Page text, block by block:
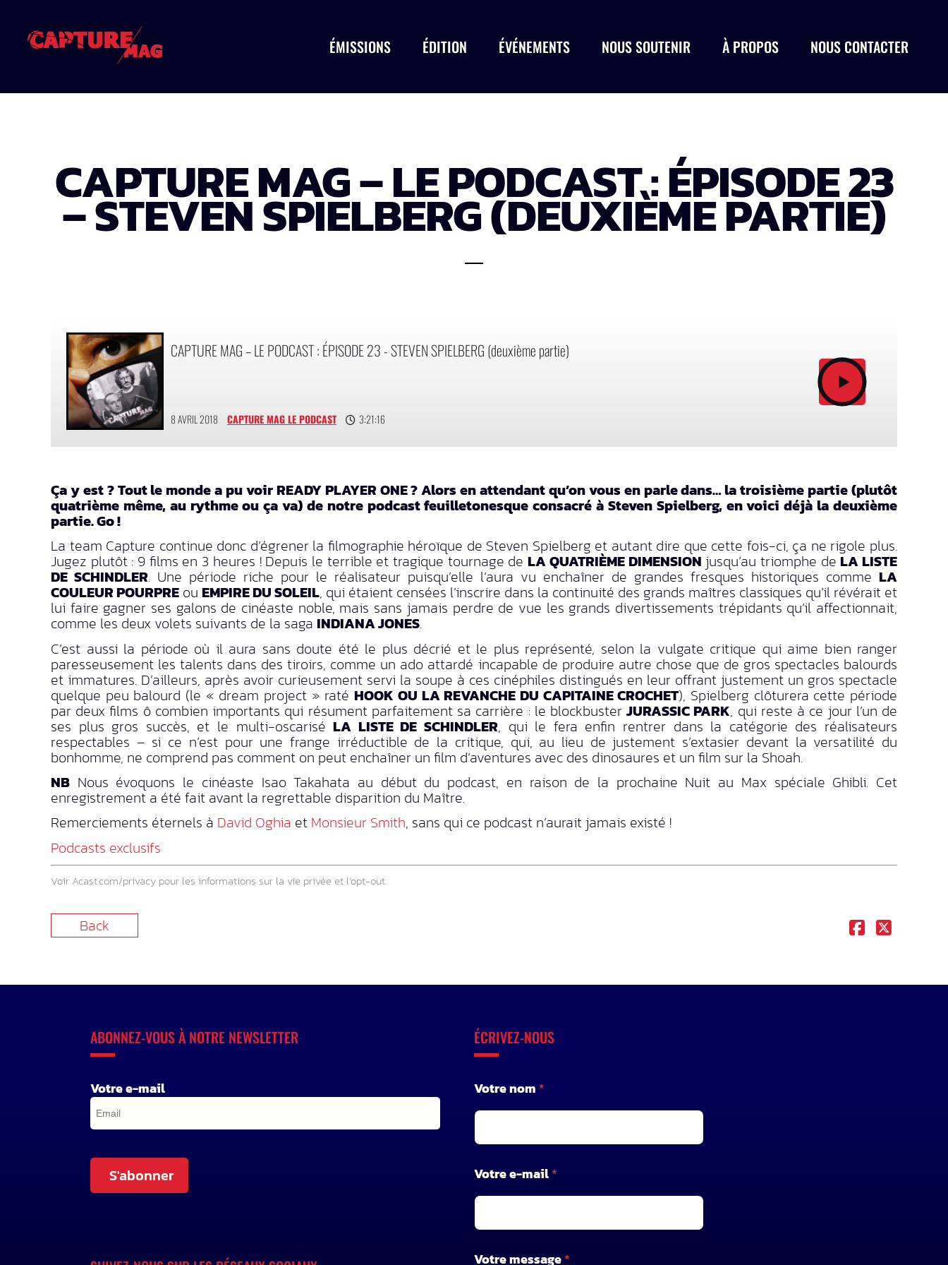
ÉMISSIONS ÉDITION ÉVÉNEMENTS NOUS SOUTENIR À PROPOS NOUS CONTACTER
CAPTURE MAG – LE PODCAST : ÉPISODE 23
– STEVEN SPIELBERG (DEUXIÈME PARTIE)
CAPTURE MAG – LE PODCAST : ÉPISODE 23 - STEVEN SPIELBERG (deuxième partie)
8 AVRIL 2018 CAPTURE MAG LE PODCAST 3:21:16
Ça y est ? Tout le monde a pu voir READY PLAYER ONE ? Alors en attendant qu’on vous en parle dans… la troisième partie (plutôt
quatrième même, au rythme ou ça va) de notre podcast feuilletonesque consacré à Steven Spielberg, en voici déjà la deuxième
partie. Go !
La team Capture continue donc d’égrener la filmographie héroïque de Steven Spielberg et autant dire que cette fois-ci, ça ne rigole plus.
Jugez plutôt : 9 films en 3 heures ! Depuis le terrible et tragique tournage deLA QUATRIÈME DIMENSION jusqu’au triomphe deLA LISTE
DE SCHINDLER. Une période riche pour le réalisateur puisqu’elle l’aura vu enchaîner de grandes fresques historiques comme LA
COULEUR POURPRE ou EMPIRE DU SOLEIL, qui étaient censées l’inscrire dans la continuité des grands maîtres classiques qu’il révérait et
lui faire gagner ses galons de cinéaste noble, mais sans jamais perdre de vue les grands divertissements trépidants qu’il affectionnait,
comme les deux volets suivants de la saga INDIANA JONES.
C’est aussi la période où il aura sans doute été le plus décrié et le plus représenté, selon la vulgate critique qui aime bien ranger
paresseusement les talents dans des tiroirs, comme un ado attardé incapable de produire autre chose que de gros spectacles balourds
et immatures. D’ailleurs, après avoir curieusement servi la soupe à ces cinéphiles distingués en leur offrant justement un gros spectacle
quelque peu balourd (le « dream project » ratéHOOK OU LA REVANCHE DU CAPITAINE CROCHET), Spielberg clôturera cette période
par deux films ô combien importants qui résument parfaitement sa carrière : le blockbusterJURASSIC PARK, qui reste à ce jour l’un de
ses plus gros succès, et le multi-oscariséLA LISTE DE SCHINDLER, qui le fera enfin rentrer dans la catégorie des réalisateurs
respectables – si ce n’est pour une frange irréductible de la critique, qui, au lieu de justement s’extasier devant la versatilité du
bonhomme, ne comprend pas comment on peut enchaîner un film d’aventures avec des dinosaures et un film sur la Shoah.
NB Nous évoquons le cinéaste Isao Takahata au début du podcast, en raison de la prochaine Nuit au Max spéciale Ghibli. Cet
enregistrement a été fait avant la regrettable disparition du Maître.
Remerciements éternels à David Oghia et Monsieur Smith, sans qui ce podcast n’aurait jamais existé !
Podcasts exclusifs
Voir Acast.com/privacy pour les informations sur la vie privée et l’opt-out.
Back
ABONNEZ-VOUS À NOTRE NEWSLETTER
Votre e-mail
S'abonner
ÉCRIVEZ-NOUS
Votre nom *
Votre e-mail*
Votre message*